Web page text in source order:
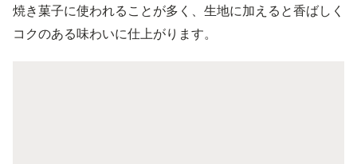
焼き菓子に使われることが多く、生地に加えると香ばしく
コクのある味わいに仕上がります。